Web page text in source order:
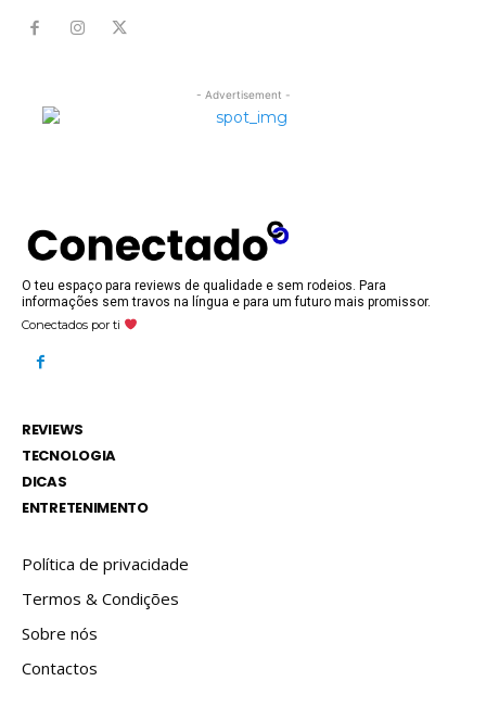
- Advertisement -
O teu espaço para reviews de qualidade e sem rodeios. Para
informações sem travos na língua e para um futuro mais promissor.
Conectados por ti
REVIEWS
TECNOLOGIA
DICAS
ENTRETENIMENTO
Política de privacidade
Termos & Condições
Sobre nós
Contactos